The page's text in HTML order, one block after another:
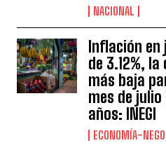
NACIONAL
Inflación
de 3.12%,
más baja
mes de julio
años: INEGI
ECONOMÍA-